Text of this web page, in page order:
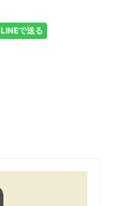
LINEで送る